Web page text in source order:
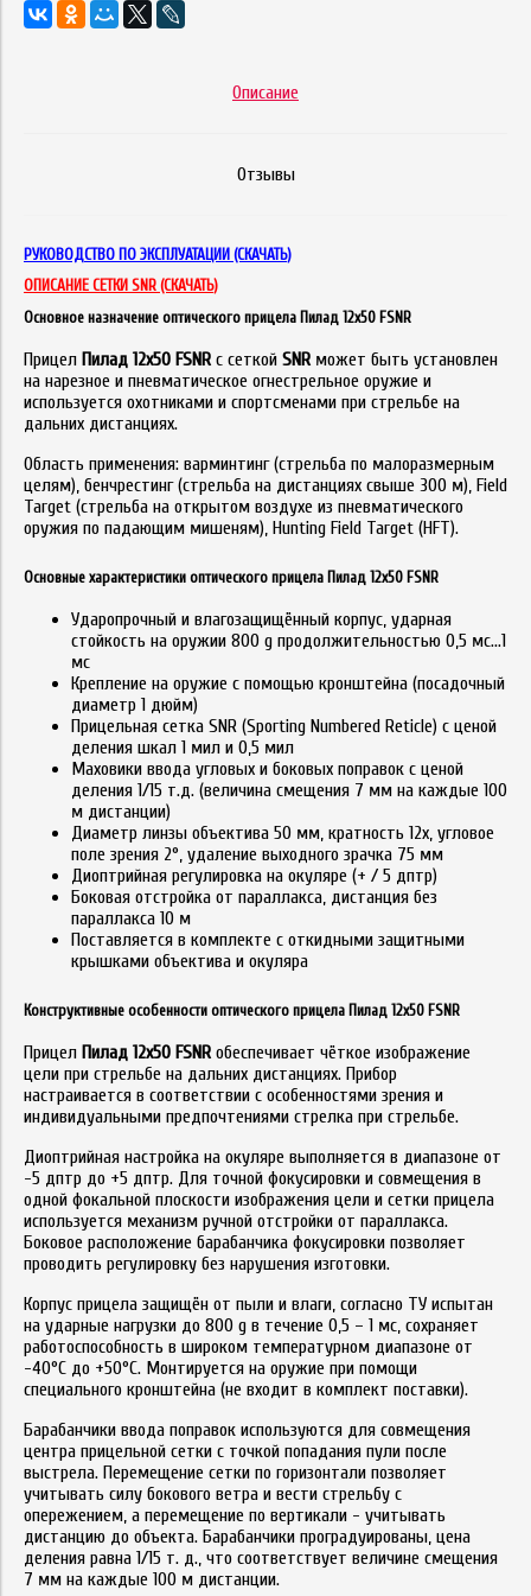
Описание
Отзывы
РУКОВОДСТВО ПО ЭКСПЛУАТАЦИИ (СКАЧАТЬ)
ОПИСАНИЕ СЕТКИ SNR (СКАЧАТЬ)
Основное назначение оптического прицела Пилад 12х50 FSNR
Прицел Пилад 12х50 FSNR с сеткой SNR может быть установлен
на нарезное и пневматическое огнестрельное оружие и
используется охотниками и спортсменами при стрельбе на
дальних дистанциях.
Область применения: варминтинг (стрельба по малоразмерным
целям), бенчрестинг (стрельба на дистанциях свыше 300 м), Field
Target (стрельба на открытом воздухе из пневматического
оружия по падающим мишеням), Hunting Field Target (HFT).
Основные характеристики оптического прицела Пилад 12х50 FSNR
Ударопрочный и влагозащищённый корпус, ударная
стойкость на оружии 800 g продолжительностью 0,5 мс…1
мс
Крепление на оружие с помощью кронштейна (посадочный
диаметр 1 дюйм)
Прицельная сетка SNR (Sporting Numbered Reticle) с ценой
деления шкал 1 мил и 0,5 мил
Маховики ввода угловых и боковых поправок с ценой
деления 1/15 т.д. (величина смещения 7 мм на каждые 100
м дистанции)
Диаметр линзы объектива 50 мм, кратность 12х, угловое
поле зрения 2°, удаление выходного зрачка 75 мм
Диоптрийная регулировка на окуляре (+ / 5 дптр)
Боковая отстройка от параллакса, дистанция без
параллакса 10 м
Поставляется в комплекте с откидными защитными
крышками объектива и окуляра
Конструктивные особенности оптического прицела Пилад 12х50 FSNR
Прицел Пилад 12х50 FSNR обеспечивает чёткое изображение
цели при стрельбе на дальних дистанциях. Прибор
настраивается в соответствии с особенностями зрения и
индивидуальными предпочтениями стрелка при стрельбе.
Диоптрийная настройка на окуляре выполняется в диапазоне от
-5 дптр до +5 дптр. Для точной фокусировки и совмещения в
одной фокальной плоскости изображения цели и сетки прицела
используется механизм ручной отстройки от параллакса.
Боковое расположение барабанчика фокусировки позволяет
проводить регулировку без нарушения изготовки.
Корпус прицела защищён от пыли и влаги, согласно ТУ испытан
на ударные нагрузки до 800 g в течение 0,5 – 1 мс, сохраняет
работоспособность в широком температурном диапазоне от
-40°С до +50°С. Монтируется на оружие при помощи
специального кронштейна (не входит в комплект поставки).
Барабанчики ввода поправок используются для совмещения
центра прицельной сетки с точкой попадания пули после
выстрела. Перемещение сетки по горизонтали позволяет
учитывать силу бокового ветра и вести стрельбу с
опережением, а перемещение по вертикали - учитывать
дистанцию до объекта. Барабанчики проградуированы, цена
деления равна 1/15 т. д., что соответствует величине смещения
7 мм на каждые 100 м дистанции.